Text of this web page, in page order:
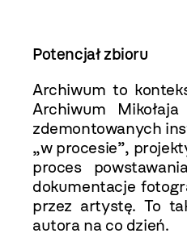
Potencjał zbioru
Archiwum to
Archiwum
zdemontowanych
„w procesie”,
proces
dokumentacje
przez artystę. To
autora na co dzień.